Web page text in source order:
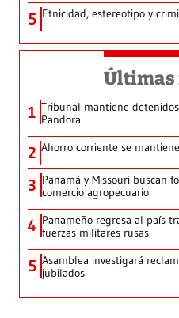
5 Etnicidad, estereotipo y
Últimas
1 Tribunal mantiene
Pandora
2 Ahorro corriente se
3 Panamá y Missouri buscan
comercio agropecuario
4 Panameño regresa al país
fuerzas militares rusas
5 Asamblea investigará
jubilados